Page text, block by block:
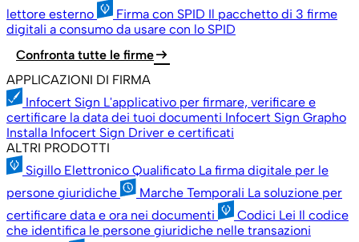
lettore esterno
Firma con SPID Il pacchetto di 3 firme
digitali a consumo da usare con lo SPID
Confronta tutte le firmearrow_right_alt
APPLICAZIONI DI FIRMA
Infocert Sign L'applicativo per firmare, verificare e
certificare la data dei tuoi documenti Infocert Sign Grapho
Installa Infocert Sign Driver e certificati
ALTRI PRODOTTI
Sigillo Elettronico Qualificato La firma digitale per le
persone giuridiche
Marche Temporali La soluzione per
certificare data e ora nei documenti
Codici Lei Il codice
che identifica le persone giuridiche nelle transazioni